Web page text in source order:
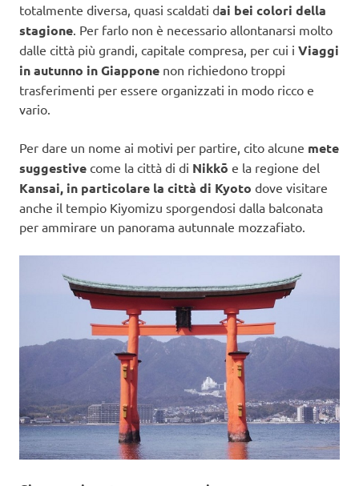
totalmente diversa, quasi scaldati dai bei colori della
stagione. Per farlo non è necessario allontanarsi molto
dalle città più grandi, capitale compresa, per cui i Viaggi
in autunno in Giappone non richiedono troppi
trasferimenti per essere organizzati in modo ricco e
vario.
Per dare un nome ai motivi per partire, cito alcune mete
suggestive come la città di di Nikkō e la regione del
Kansai, in particolare la città di Kyoto dove visitare
anche il tempio Kiyomizu sporgendosi dalla balconata
per ammirare un panorama autunnale mozzafiato.